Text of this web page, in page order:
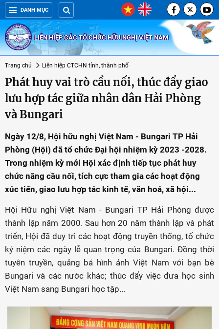
DANH MỤC
LIÊN HIỆP CÁC TỔ CHỨC HỮU NGHỊ VIỆT NAM
Trang chủ Liên hiệp CTCHN tỉnh, thành phố
Phát huy vai trò cầu nối, thúc đẩy giao
lưu hợp tác giữa nhân dân Hải Phòng
và Bungari
Ngày 12/8, Hội hữu nghị Việt Nam - Bungari TP Hải
Phòng (Hội) đã tổ chức Đại hội nhiệm kỳ 2023 -2028.
Trong nhiệm kỳ mới Hội xác định tiếp tục phát huy
chức năng cầu nối, tích cực tham gia các hoạt động
xúc tiến, giao lưu hợp tác kinh tế, văn hoá, xã hội...
Hội Hữu nghị Việt Nam - Bungari TP Hải Phòng được
thành lập năm 2000. Sau hơn 20 năm thành lập và phát
triển, Hội đã duy trì các hoạt động truyền thống, tổ chức
kỷ niệm các ngày lễ quan trọng của Bungari. Đồng thời
tuyên truyền, quảng bá hình ảnh Việt Nam với bạn bè
Bungari và các nước khác; thúc đẩy việc đưa học sinh
Việt Nam sang Bungari học tập...